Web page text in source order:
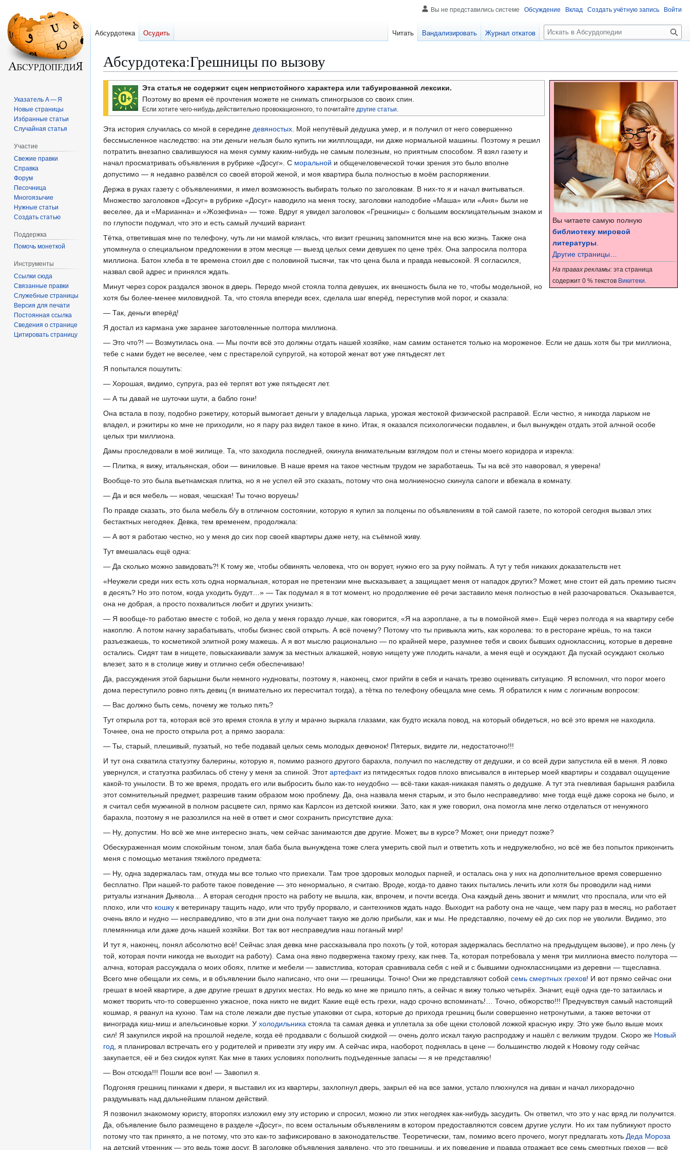
Абсурдотека:Грешницы по вызову
Перейти
навигации
Перейти
поиску
Вы читаете самую полную
библиотеку мировой
литературы.
Другие страницы…
На правах рекламы: эта страница
содержит 0 % текстов Викитеки
Эта статья не содержит сцен непристойного характера или табуированной лексики.
Поэтому во время её прочтения можете не снимать спиногрызов со своих спин.
Если хотите чего-нибудь действительно провокационного, то почитайте другие статьи
Эта история случилась со мной в середине девяностых. Мой непутёвый дедушка умер, и я получил от него совершенно
бессмысленное наследство: на эти деньги нельзя было купить ни жилплощади, ни даже нормальной машины. Поэтому я решил
потратить внезапно свалившуюся на меня сумму каким-нибудь не самым полезным, но приятным способом. Я взял газету и
начал просматривать объявления в рубрике «Досуг». С моральной и общечеловеческой точки зрения это было вполне
допустимо — я недавно развёлся со своей второй женой, и моя квартира была полностью в моём распоряжении.
Держа в руках газету с объявлениями, я имел возможность выбирать только по заголовкам. В них-то я и начал вчитываться.
Множество заголовков «Досуг» в рубрике «Досуг» наводило на меня тоску, заголовки наподобие «Маша» или «Аня» были не
веселее, да и «Марианна» и «Жозефина» — тоже. Вдруг я увидел заголовок «Грешницы» с большим восклицательным знаком и
по глупости подумал, что это и есть самый лучший вариант.
Тётка, ответившая мне по телефону, чуть ли ни мамой клялась, что визит грешниц запомнится мне на всю жизнь. Также она
упомянула о специальном предложении в этом месяце — выезд целых семи девушек по цене трёх. Она запросила полтора
миллиона. Батон хлеба в те времена стоил две с половиной тысячи, так что цена была и правда невысокой. Я согласился,
назвал свой адрес и принялся ждать.
Минут через сорок раздался звонок в дверь. Передо мной стояла толпа девушек, их внешность была не то, чтобы модельной, но
хотя бы более-менее миловидной. Та, что стояла впереди всех, сделала шаг вперёд, переступив мой порог, и сказала:
— Так, деньги вперёд!
Я достал из кармана уже заранее заготовленные полтора миллиона.
— Это что?! — Возмутилась она. — Мы почти всё это должны отдать нашей хозяйке, нам самим останется только на мороженое. Если не дашь хотя бы три миллиона,
тебе с нами будет не веселее, чем с престарелой супругой, на которой женат вот уже пятьдесят лет.
Я попытался пошутить:
— Хорошая, видимо, супруга, раз её терпят вот уже пятьдесят лет.
— А ты давай не шуточки шути, а бабло гони!
Она встала в позу, подобно рэкетиру, который вымогает деньги у владельца ларька, урожая жестокой физической расправой. Если честно, я никогда ларьком не
владел, и рэкитиры ко мне не приходили, но я пару раз видел такое в кино. Итак, я оказался психологически подавлен, и был вынужден отдать этой алчной особе
целых три миллиона.
Дамы проследовали в моё жилище. Та, что заходила последней, окинула внимательным взглядом пол и стены моего коридора и изрекла:
— Плитка, я вижу, итальянская, обои — виниловые. В наше время на такое честным трудом не заработаешь. Ты на всё это наворовал, я уверена!
Вообще-то это была вьетнамская плитка, но я не успел ей это сказать, потому что она молниеносно скинула сапоги и вбежала в комнату.
— Да и вся мебель — новая, чешская! Ты точно воруешь!
По правде сказать, это была мебель б/у в отличном состоянии, которую я купил за полцены по объявлениям в той самой газете, по которой сегодня вызвал этих
бестактных негодяек. Девка, тем временем, продолжала:
— А вот я работаю честно, но у меня до сих пор своей квартиры даже нету, на съёмной живу.
Тут вмешалась ещё одна:
— Да сколько можно завидовать?! К тому же, чтобы обвинять человека, что он ворует, нужно его за руку поймать. А тут у тебя никаких доказательств нет.
«Неужели среди них есть хоть одна нормальная, которая не претензии мне высказывает, а защищает меня от нападок других? Может, мне стоит ей дать премию тысяч
в десять? Но это потом, когда уходить будут…» — Так подумал я в тот момент, но продолжение её речи заставило меня полностью в ней разочароваться. Оказывается,
она не добрая, а просто похвалиться любит и других унизить:
— Я вообще-то работаю вместе с тобой, но дела у меня гораздо лучше, как говорится, «Я на аэроплане, а ты в помойной яме». Ещё через полгода я на квартиру себе
накоплю. А потом начну зарабатывать, чтобы бизнес свой открыть. А всё почему? Потому что ты привыкла жить, как королева: то в ресторане жрёшь, то на такси
разъезжаешь, то косметикой элитной рожу мажешь. А я вот мыслю рационально — по крайней мере, разумнее тебя и своих бывших одноклассниц, которые в деревне
остались. Сидят там в нищете, повыскакивали замуж за местных алкашкей, новую нищету уже плодить начали, а меня ещё и осуждают. Да пускай осуждают сколько
влезет, зато я в столице живу и отлично себя обеспечиваю!
Да, рассуждения этой барышни были немного нудноваты, поэтому я, наконец, смог прийти в себя и начать трезво оценивать ситуацию. Я вспомнил, что порог моего
дома переступило ровно пять девиц (я внимательно их пересчитал тогда), а тётка по телефону обещала мне семь. Я обратился к ним с логичным вопросом:
— Вас должно быть семь, почему же только пять?
Тут открыла рот та, которая всё это время стояла в углу и мрачно зыркала глазами, как будто искала повод, на который обидеться, но всё это время не находила.
Точнее, она не просто открыла рот, а прямо заорала:
— Ты, старый, плешивый, пузатый, но тебе подавай целых семь молодых девчонок! Пятерых, видите ли, недостаточно!!!
И тут она схватила статуэтку балерины, которую я, помимо разного другого барахла, получил по наследству от дедушки, и со всей дури запустила ей в меня. Я ловко
увернулся, и статуэтка разбилась об стену у меня за спиной. Этотартефактиз пятидесятых годов плохо вписывался в интерьер моей квартиры и создавал ощущение
какой-то унылости. В то же время, продать его или выбросить было как-то неудобно — всё-таки какая-никакая память о дедушке. А тут эта гневливая барышня разбила
этот сомнительный предмет, разрешив таким образом мою проблему. Да, она назвала меня старым, и это было несправедливо: мне тогда ещё даже сорока не было, и
я считал себя мужчиной в полном расцвете сил, прямо как Карлсон из детской книжки. Зато, как я уже говорил, она помогла мне легко отделаться от ненужного
барахла, поэтому я не разозлился на неё в ответ и смог сохранить присутствие духа:
— Ну, допустим. Но всё же мне интересно знать, чем сейчас занимаются две другие. Может, вы в курсе? Может, они приедут позже?
Обескураженная моим спокойным тоном, злая баба была вынуждена тоже слега умерить свой пыл и ответить хоть и недружелюбно, но всё же без попыток прикончить
меня с помощью метания тяжёлого предмета:
— Ну, одна задержалась там, откуда мы все только что приехали. Там трое здоровых молодых парней, и осталась она у них на дополнительное время совершенно
бесплатно. При нашей-то работе такое поведение — это ненормально, я считаю. Вроде, когда-то давно таких пытались лечить или хотя бы проводили над ними
ритуалы изгнания Дьявола… А вторая сегодня просто на работу не вышла, как, впрочем, и почти всегда. Она каждый день звонит и мямлит, что проспала, или что ей
плохо, или что кошку к ветеринару тащить надо, или что трубу прорвало, и сантехников ждать надо. Выходит на работу она не чаще, чем пару раз в месяц, но работает
очень вяло и нудно — несправедливо, что в эти дни она получает такую же долю прибыли, как и мы. Не представляю, почему её до сих пор не уволили. Видимо, это
племянница или даже дочь нашей хозяйки. Вот так вот несправедлив наш поганый мир!
И тут я, наконец, понял абсолютно всё! Сейчас злая девка мне рассказывала про похоть (у той, которая задержалась бесплатно на предыдущем вызове), и про лень (у
той, которая почти никогда не выходит на работу). Сама она явно подвержена такому греху, как гнев. Та, которая потребовала у меня три миллиона вместо полутора —
алчна, которая рассуждала о моих обоях, плитке и мебели — завистлива, которая сравнивала себя с ней и с бывшими одноклассницами из деревни — тщеславна.
Всего мне обещали их семь, и в объявлении было написано, что они — грешницы. Точно! Они же представляют собой семь смертных грехов! И вот прямо сейчас они
грешат в моей квартире, а две другие грешат в других местах. Но ведь ко мне же пришло пять, а сейчас я вижу только четырёх. Значит, ещё одна где-то затаилась и
может творить что-то совершенно ужасное, пока никто не видит. Какие ещё есть грехи, надо срочно вспоминать!… Точно, обжорство!!! Предчувствуя самый настоящий
кошмар, я рванул на кухню. Там на столе лежали две пустые упаковки от сыра, которые до прихода грешниц были совершенно нетронутыми, а также веточки от
винограда киш-миш и апельсиновые корки. У холодильника стояла та самая девка и уплетала за обе щеки столовой ложкой красную икру. Это уже было выше моих
сил! Я закупился икрой на прошлой неделе, когда её продавали с большой скидкой — очень долго искал такую распродажу и нашёл с великим трудом. Скоро же Новый
год, я планировал встречать его у родителей и привезти эту икру им. А сейчас икра, наоборот, поднялась в цене — большинство людей к Новому году сейчас
закупается, её и без скидок купят. Как мне в таких условиях пополнить подъеденные запасы — я не представляю!
— Вон отсюда!!! Пошли все вон! — Завопил я.
Подгоняя грешниц пинками к двери, я выставил их из квартиры, захлопнул дверь, закрыл её на все замки, устало плюхнулся на диван и начал лихорадочно
раздумывать над дальнейшим планом действий.
Я позвонил знакомому юристу, второпях изложил ему эту историю и спросил, можно ли этих негодяек как-нибудь засудить. Он ответил, что это у нас вряд ли получится.
Да, объявление было размещено в разделе «Досуг», по всем остальным объявлениям в котором предоставляются совсем другие услуги. Но их там публикуют просто
потому что так принято, а не потому, что это как-то зафиксировано в законодательстве. Теоретически, там, помимо всего прочего, могут предлагать хоть Деда Мороза
на детский утренник — это ведь тоже досуг. В заголовке объявления заявлено, что это грешницы, и их поведение и правда отражает все семь смертных грехов — всё
Вы не представились системе Обсуждение Вклад Создать учётную запись Войти
Абсурдотека Осудить Читать Вандализировать Журнал откатов
П
о
к
Указатель А — Я
Новые страницы
Избранные статьи
Случайная статья
Участие
Свежие правки
Справка
Форум
Песочница
Многоязычие
Нужные статьи
Создать статью
Поддержка
Помочь монеткой
Инструменты
Ссылки сюда
Связанные правки
Служебные страницы
Версия для печати
Постоянная ссылка
Сведения о странице
Цитировать страницу